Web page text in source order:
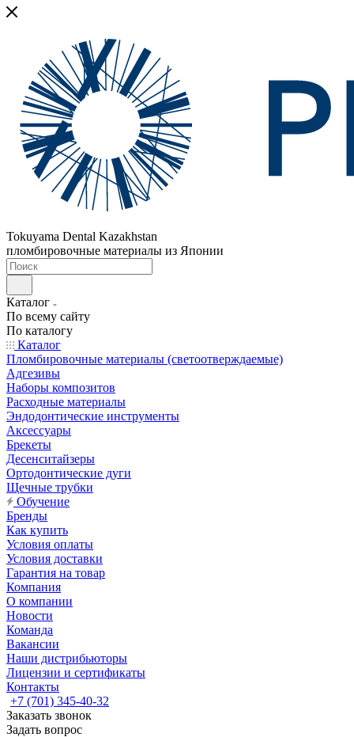
Tokuyama Dental Kazakhstan
пломбировочные материалы из Японии
Каталог
По всему сайту
По каталогу
Каталог
Пломбировочные материалы (светоотверждаемые)
Адгезивы
Наборы композитов
Расходные материалы
Эндодонтические инструменты
Аксессуары
Брекеты
Десенситайзеры
Ортодонтические дуги
Щечные трубки
Обучение
Бренды
Как купить
Условия оплаты
Условия доставки
Гарантия на товар
Компания
О компании
Новости
Команда
Вакансии
Наши дистрибьюторы
Лицензии и сертификаты
Контакты
+7 (701) 345-40-32
Заказать звонок
Задать вопрос